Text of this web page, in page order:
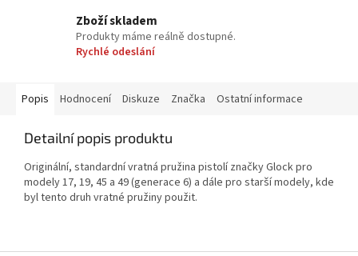
Zboží skladem
Produkty máme reálně dostupné.
Rychlé odeslání
Popis Hodnocení Diskuze Značka Ostatní informace
Detailní popis produktu
Originální, standardní vratná pružina pistolí značky Glock pro
modely 17, 19, 45 a 49 (generace 6) a dále pro starší modely, kde
byl tento druh vratné pružiny použit.